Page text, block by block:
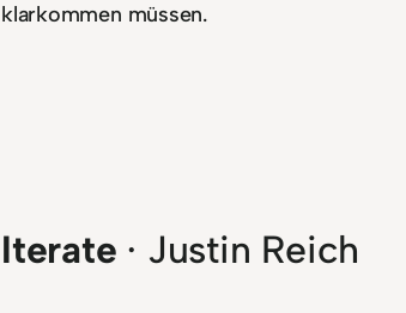
klarkommen müssen.
Iterate · Justin Reich